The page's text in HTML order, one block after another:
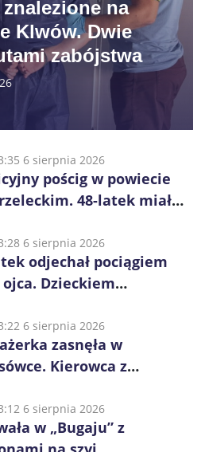
znalezione na
Klwów. Dwie
zabójstwa
6 sierpnia 2026
pościg w powiecie
48-latek miał
6 sierpnia 2026
odjechał pociągiem
ojca. Dzieckiem
składu
6 sierpnia 2026
zasnęła w
Kierowca z
Wrocławia
6 sierpnia 2026
w „Bugaju” z